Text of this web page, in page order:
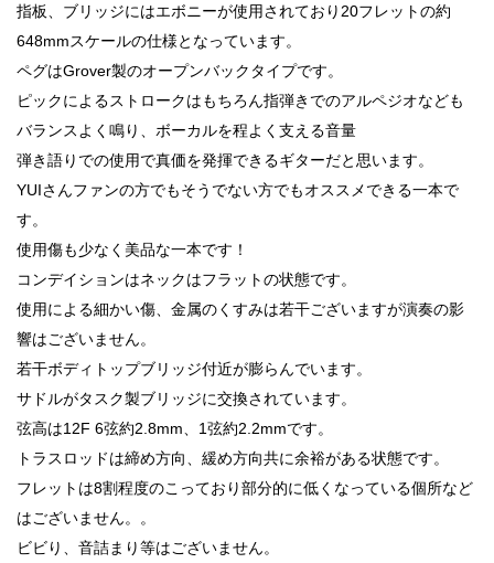
指板、ブリッジにはエボニーが使用されており20フレットの約
648mmスケールの仕様となっています。
ペグはGrover製のオープンバックタイプです。
ピックによるストロークはもちろん指弾きでのアルペジオなども
バランスよく鳴り、ボーカルを程よく支える音量
弾き語りでの使用で真価を発揮できるギターだと思います。
YUIさんファンの方でもそうでない方でもオススメできる一本で
す。
使用傷も少なく美品な一本です！
コンデイションはネックはフラットの状態です。
使用による細かい傷、金属のくすみは若干ございますが演奏の影
響はございません。
若干ボディトップブリッジ付近が膨らんでいます。
サドルがタスク製ブリッジに交換されています。
弦高は12F 6弦約2.8mm、1弦約2.2mmです。
トラスロッドは締め方向、緩め方向共に余裕がある状態です。
フレットは8割程度のこっており部分的に低くなっている個所など
はございません。。
ビビり、音詰まり等はございません。